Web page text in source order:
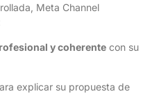
Meta Channel
y coherente con su
explicar su propuesta de